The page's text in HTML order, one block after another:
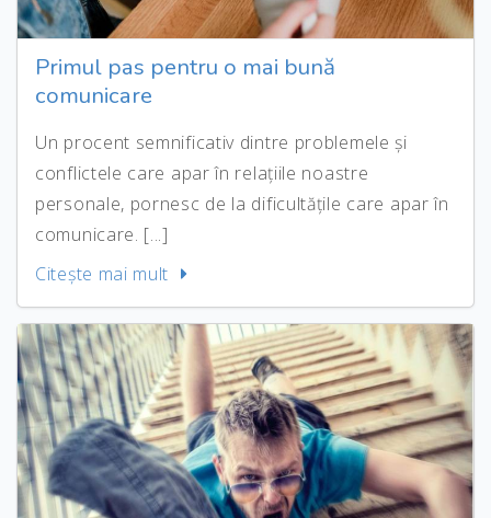
Primul pas pentru o mai bună
comunicare
Un procent semnificativ dintre problemele și
conflictele care apar în relațiile noastre
personale, pornesc de la dificultățile care apar în
comunicare. [...]
Citeşte mai mult